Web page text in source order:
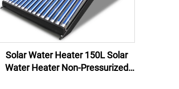
Solar Water Heater 150L Solar
Water Heater Non-Pressurized